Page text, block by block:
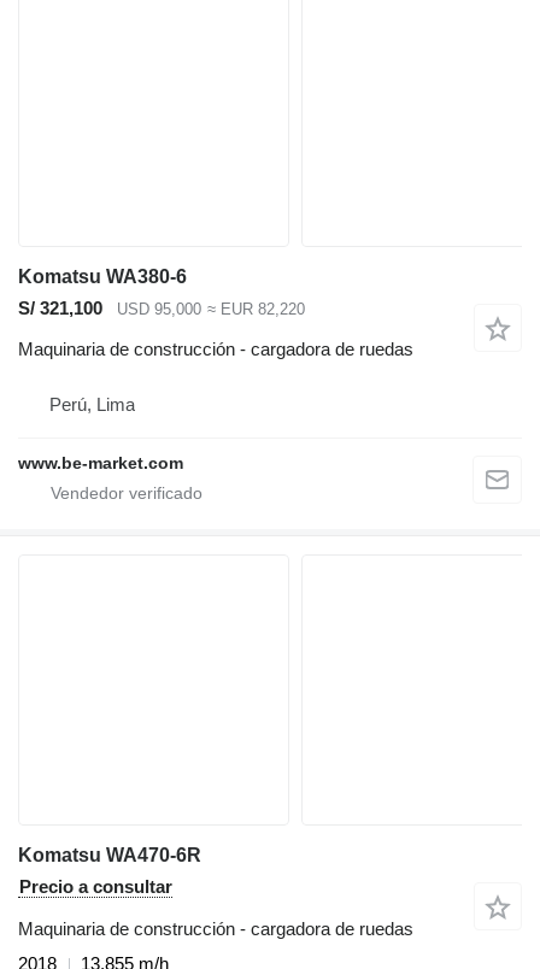
Komatsu WA380-6
S/ 321,100
USD 95,000 ≈ EUR 82,220
Maquinaria de construcción - cargadora de ruedas
Perú, Lima
www.be-market.com
Komatsu WA470-6R
Precio a consultar
Maquinaria de construcción - cargadora de ruedas
2018
13,855 m/h